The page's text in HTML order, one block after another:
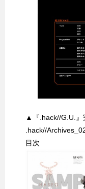
▲『.hack//G.U.』
.hack//
目次